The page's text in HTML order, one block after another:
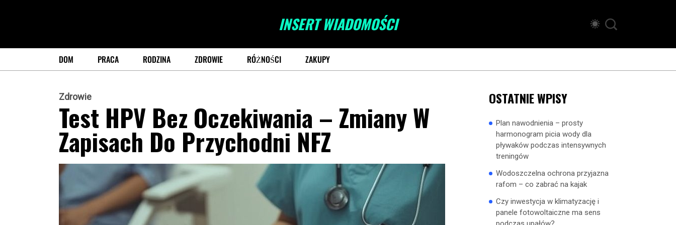
INSERT WIADOMOŚCI
DOM PRACA RODZINA ZDROWIE RÓŻNOŚCI ZAKUPY
Zdrowie
Test HPV Bez Oczekiwania – Zmiany W
Zapisach Do Przychodni NFZ
OSTATNIE WPISY
Plan nawodnienia – prosty
harmonogram picia wody dla
pływaków podczas intensywnych
treningów
Wodoszczelna ochrona przyjazna
rafom – co zabrać na kajak
Czy inwestycja w klimatyzację i
panele fotowoltaiczne ma sens